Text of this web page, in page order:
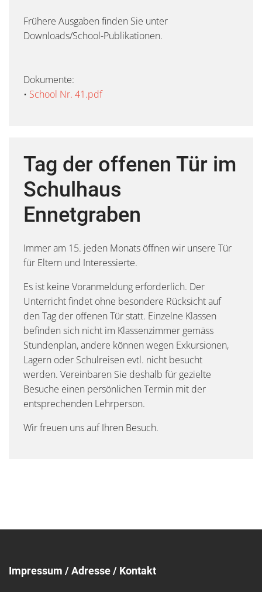
Frühere Ausgaben finden Sie unter
Downloads/School-Publikationen.
Dokumente:
• School Nr. 41.pdf
Tag der offenen Tür im
Schulhaus
Ennetgraben
Immer am 15. jeden Monats öffnen wir unsere Tür
für Eltern und Interessierte.
Es ist keine Voranmeldung erforderlich. Der
Unterricht findet ohne besondere Rücksicht auf
den Tag der offenen Tür statt. Einzelne Klassen
befinden sich nicht im Klassenzimmer gemäss
Stundenplan, andere können wegen Exkursionen,
Lagern oder Schulreisen evtl. nicht besucht
werden. Vereinbaren Sie deshalb für gezielte
Besuche einen persönlichen Termin mit der
entsprechenden Lehrperson.
Wir freuen uns auf Ihren Besuch.
Impressum / Adresse / Kontakt